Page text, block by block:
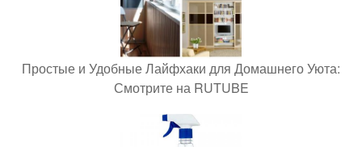
Простые и Удобные Лайфхаки для Домашнего Уюта:
Смотрите на RUTUBE